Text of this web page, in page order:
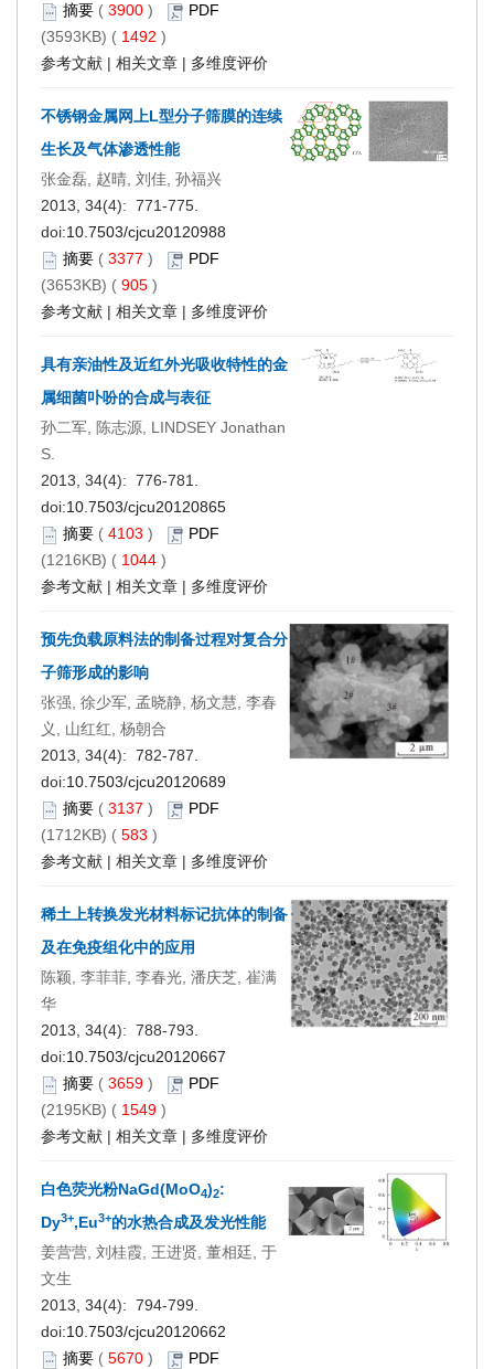
摘要 ( 3900 )
PDF
(3593KB) ( 1492 )
参考文献 | 相关文章 | 多维度评价
不锈钢金属网上L型分子筛膜的连续
生长及气体渗透性能
张金磊, 赵晴, 刘佳, 孙福兴
2013, 34(4): 771-775.
doi:10.7503/cjcu20120988
摘要 ( 3377 )
PDF
(3653KB) ( 905 )
参考文献 | 相关文章 | 多维度评价
具有亲油性及近红外光吸收特性的金
属细菌卟吩的合成与表征
孙二军, 陈志源, LINDSEY Jonathan
S.
2013, 34(4): 776-781.
doi:10.7503/cjcu20120865
摘要 ( 4103 )
PDF
(1216KB) ( 1044 )
参考文献 | 相关文章 | 多维度评价
预先负载原料法的制备过程对复合分
子筛形成的影响
张强, 徐少军, 孟晓静, 杨文慧, 李春
义, 山红红, 杨朝合
2013, 34(4): 782-787.
doi:10.7503/cjcu20120689
摘要 ( 3137 )
PDF
(1712KB) ( 583 )
参考文献 | 相关文章 | 多维度评价
稀土上转换发光材料标记抗体的制备
及在免疫组化中的应用
陈颖, 李菲菲, 李春光, 潘庆芝, 崔满
华
2013, 34(4): 788-793.
doi:10.7503/cjcu20120667
摘要 ( 3659 )
PDF
(2195KB) ( 1549 )
参考文献 | 相关文章 | 多维度评价
白色荧光粉NaGd(MoO4)2:
Dy3+,Eu3+的水热合成及发光性能
姜营营, 刘桂霞, 王进贤, 董相廷, 于
文生
2013, 34(4): 794-799.
doi:10.7503/cjcu20120662
摘要 ( 5670 )
PDF